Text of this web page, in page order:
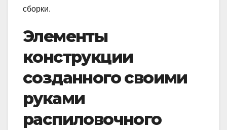
сборки.
Элементы
конструкции
созданногосвоими
руками
распиловочного